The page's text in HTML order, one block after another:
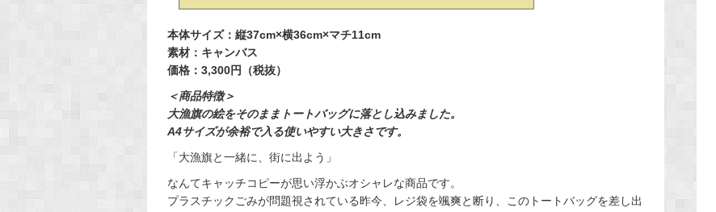
本体サイズ：縦37cm×横36cm×マチ11cm
素材：キャンバス
価格：3,300円（税抜）
＜商品特徴＞
大漁旗の絵をそのままトートバッグに落とし込みました。
A4サイズが余裕で入る使いやすい大きさです。
「大漁旗と一緒に、街に出よう」
なんてキャッチコピーが思い浮かぶオシャレな商品です。
プラスチックごみが問題視されている昨今、レジ袋を颯爽と断り、このトートバッグを差し出